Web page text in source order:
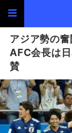
アジア勢の
AFC会長は
賛